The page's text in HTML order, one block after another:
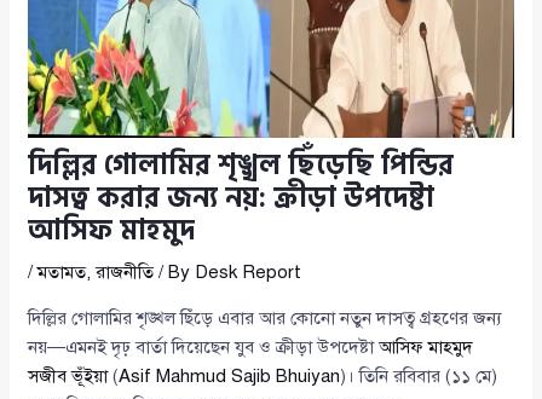
দিল্লির গোলামির শৃঙ্খল ছিঁড়েছি পিন্ডির
দাসত্ব করার জন্য নয়: ক্রীড়া উপদেষ্টা
আসিফ মাহমুদ
/মতামত,রাজনীতি/ By Desk Report
দিল্লির গোলামির শৃঙ্খল ছিঁড়ে এবার আর কোনো নতুন দাসত্ব গ্রহণের জন্য
নয়—এমনই দৃঢ় বার্তা দিয়েছেন যুব ও ক্রীড়া উপদেষ্টাআসিফ মাহমুদ
সজীব ভূঁইয়া(Asif Mahmud Sajib Bhuiyan)। তিনি রবিবার (১১ মে)